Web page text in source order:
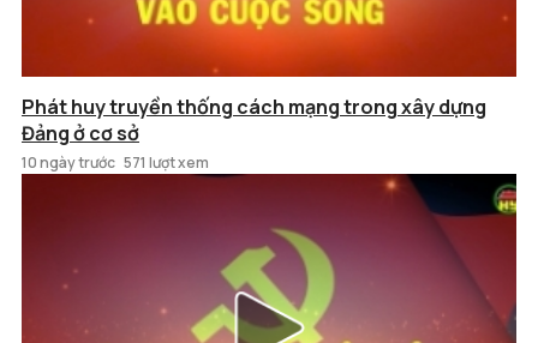
Phát huy truyền thống cách mạng trong xây dựng
Đảng ở cơ sở
10 ngày trước 571 lượt xem